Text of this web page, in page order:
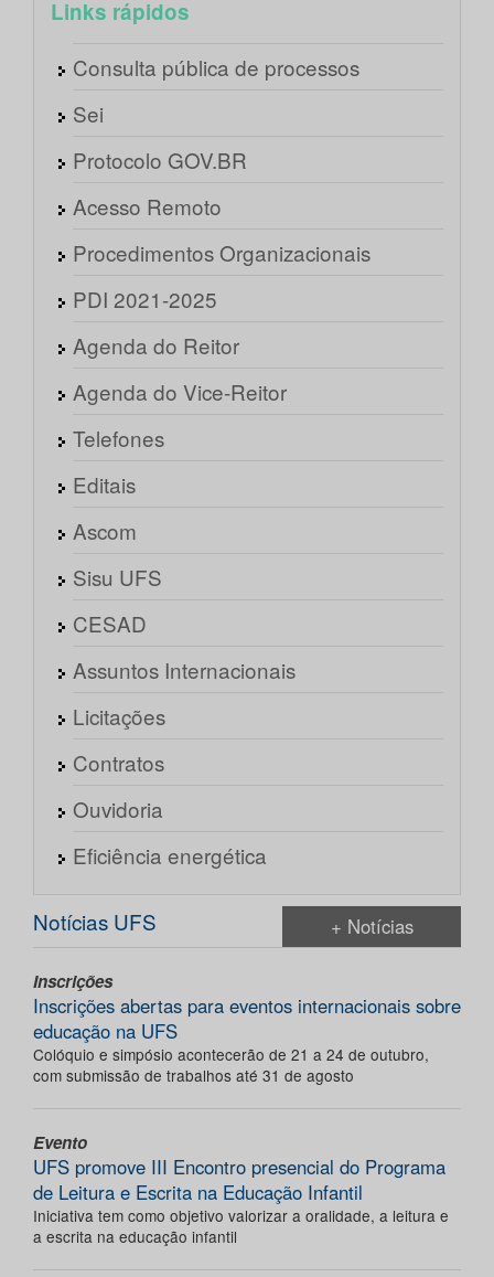
Links rápidos
Consulta pública de processos
Sei
Protocolo GOV.BR
Acesso Remoto
Procedimentos Organizacionais
PDI 2021-2025
Agenda do Reitor
Agenda do Vice-Reitor
Telefones
Editais
Ascom
Sisu UFS
CESAD
Assuntos Internacionais
Licitações
Contratos
Ouvidoria
Eficiência energética
Notícias UFS + Notícias
Inscrições
Inscrições abertas para eventos internacionais sobre
educação na UFS
Colóquio e simpósio acontecerão de 21 a 24 de outubro,
com submissão de trabalhos até 31 de agosto
Evento
UFS promove III Encontro presencial do Programa
de Leitura e Escrita na Educação Infantil
Iniciativa tem como objetivo valorizar a oralidade, a leitura e
a escrita na educação infantil